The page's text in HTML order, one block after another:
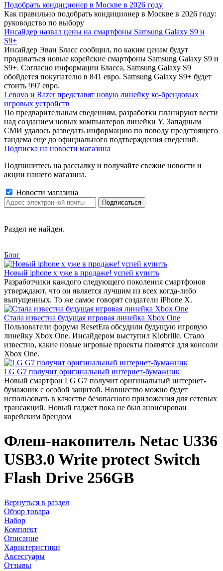
Подобрать кондиционер в Москве в 2026 году
Как правильно подобрать кондиционер в Москве в 2026 году:
руководство по выбору
Инсайдер назвал цены на смартфоны Samsung Galaxy S9 и
S9+
Инсайдер Эван Бласс сообщил, по каким ценам будут
продаваться новые корейские смартфоны Samsung Galaxy S9 и
S9+. Согласно информации Бласса, Samsung Galaxy S9
обойдется покупателю в 841 евро. Samsung Galaxy S9+ будет
стоить 997 евро.
Lenovo и Razer представят новую линейку ко-брендовых
игровых устройств
По предварительным сведениям, разработки планируют вести
над созданием новых компьютеров линейки Y. Западным
СМИ удалось разведать информацию по поводу предстоящего
тандема еще до официального подтверждения сведений.
Подписка на новости магазина
Подпишитесь на рассылку и получайте свежие новости и
акции нашего магазина.
Новости магазина
Раздел не найден.
Блог
Новый iphone x уже в продаже! успей купить
Разработчики каждого следующего поколения смартфонов
утверждают, что он является лучшим из всех когда-либо
выпущенных. То же самое говорят создатели iPhone X.
Стала известна будущая игровая линейка Xbox One
Пользователи форума ResetEra обсудили будущую игровую
линейку Xbox One. Инсайдером выступил Klobrille. Стало
известно, какие новые игровые проекты появятся для консоли
Xbox One.
LG G7 получит оригинальный интернет-бумажник
Новый смартфон LG G7 получит оригинальный интернет-
бумажник с особой защитой. Новшество можно будет
использовать в качестве безопасного приложения для сетевых
трансакций. Новый гаджет пока не был анонсирован
корейским брендом
Флеш-накопитель Netac U336
USB3.0 Write protect Switch
Flash Drive 256GB
Вернуться в раздел
Обзор товара
Набор
Комплект
Описание
Характеристики
Аксессуары
Отзывы